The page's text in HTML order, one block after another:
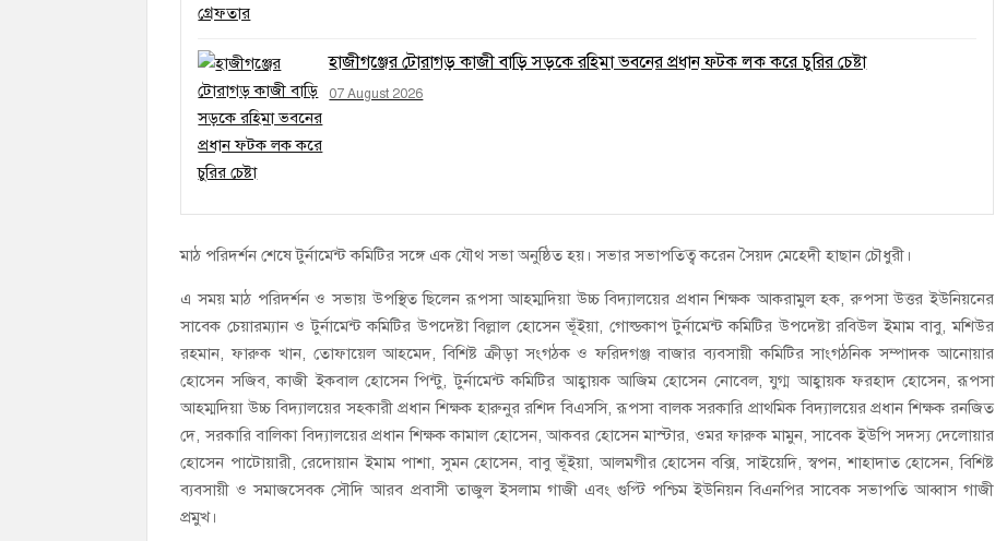
হাজীগঞ্জের টোরাগড় কাজী বাড়ি সড়কে রহিমা ভবনের প্রধান ফটক লক করে চুরির চেষ্টা
07 August 2026
​মাঠ পরিদর্শন শেষে টুর্নামেন্ট কমিটির সঙ্গে এক যৌথ সভা অনুষ্ঠিত হয়। সভার সভাপতিত্ব করেন সৈয়দ মেহেদী হাছান চৌধুরী।
​এ সময় মাঠ পরিদর্শন ও সভায় উপস্থিত ছিলেন রূপসা আহম্মদিয়া উচ্চ বিদ্যালয়ের প্রধান শিক্ষক আকরামুল হক, রুপসা উত্তর ইউনিয়নের
সাবেক চেয়ারম্যান ও টুর্নামেন্ট কমিটির উপদেষ্টা বিল্লাল হোসেন ভূঁইয়া, গোল্ডকাপ টুর্নামেন্ট কমিটির উপদেষ্টা রবিউল ইমাম বাবু, মশিউর
রহমান, ফারুক খান, তোফায়েল আহমেদ, বিশিষ্ট ক্রীড়া সংগঠক ও ফরিদগঞ্জ বাজার ব্যবসায়ী কমিটির সাংগঠনিক সম্পাদক আনোয়ার
হোসেন সজিব, কাজী ইকবাল হোসেন পিন্টু, টুর্নামেন্ট কমিটির আহ্বায়ক আজিম হোসেন নোবেল, যুগ্ম আহ্বায়ক ফরহাদ হোসেন, রূপসা
আহম্মদিয়া উচ্চ বিদ্যালয়ের সহকারী প্রধান শিক্ষক হারুনুর রশিদ বিএসসি, রূপসা বালক সরকারি প্রাথমিক বিদ্যালয়ের প্রধান শিক্ষক রনজিত
দে, সরকারি বালিকা বিদ্যালয়ের প্রধান শিক্ষক কামাল হোসেন, আকবর হোসেন মাস্টার, ওমর ফারুক মামুন, সাবেক ইউপি সদস্য দেলোয়ার
হোসেন পাটোয়ারী, রেদোয়ান ইমাম পাশা, সুমন হোসেন, বাবু ভূঁইয়া, আলমগীর হোসেন বক্সি, সাইয়েদি, স্বপন, শাহাদাত হোসেন, বিশিষ্ট
ব্যবসায়ী ও সমাজসেবক সৌদি আরব প্রবাসী তাজুল ইসলাম গাজী এবং গুপ্টি পশ্চিম ইউনিয়ন বিএনপির সাবেক সভাপতি আব্বাস গাজী
প্রমুখ।